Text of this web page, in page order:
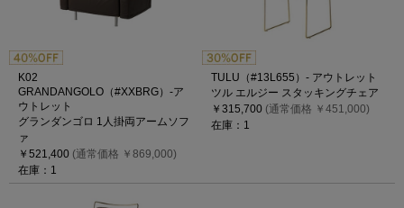
K02
GRANDANGOLO（#XXBRG）-ア
ウトレット
グランダンゴロ 1人掛両アームソフ
ァ
￥521,400 (通常価格 ￥869,000)
在庫：1
TULU（#13L655）- アウトレット
ツル エルジー スタッキングチェア
￥315,700 (通常価格 ￥451,000)
在庫：1